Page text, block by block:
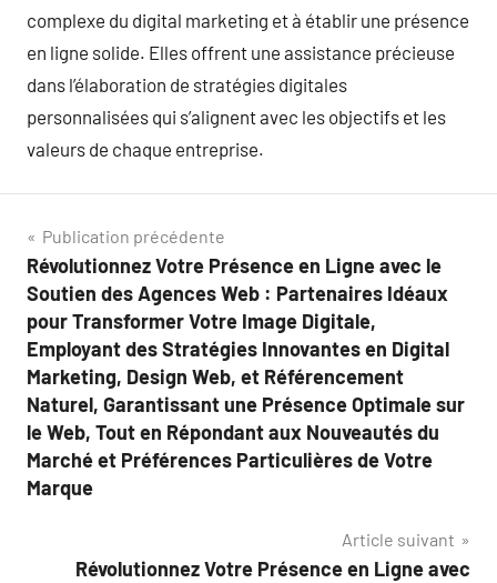
complexe du digital marketing et à établir une présence
en ligne solide. Elles offrent une assistance précieuse
dans l’élaboration de stratégies digitales
personnalisées qui s’alignent avec les objectifs et les
valeurs de chaque entreprise.
Navigation
de
l’article
Publication précédente
Révolutionnez Votre Présence en Ligne avec le
Soutien des Agences Web : Partenaires Idéaux
pour Transformer Votre Image Digitale,
Employant des Stratégies Innovantes en Digital
Marketing, Design Web, et Référencement
Naturel, Garantissant une Présence Optimale sur
le Web, Tout en Répondant aux Nouveautés du
Marché et Préférences Particulières de Votre
Marque
Article suivant
Révolutionnez Votre Présence en Ligne avec